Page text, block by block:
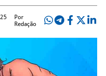
Por
Redação